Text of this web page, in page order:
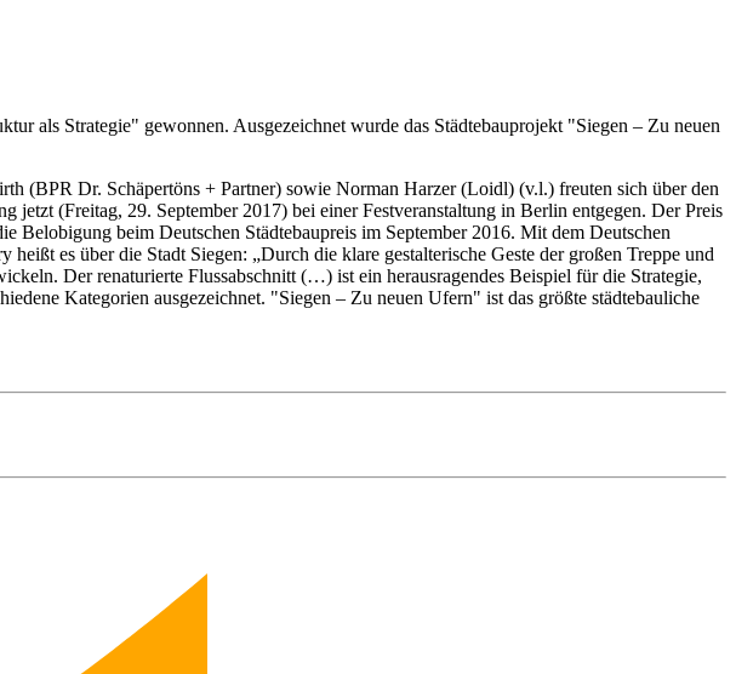
als Strategie" gewonnen. Ausgezeichnet wurde das Städtebauprojekt "Siegen – Zu neuen
(BPR Dr. Schäpertöns + Partner) sowie Norman Harzer (Loidl) (v.l.) freuten sich über den
jetzt (Freitag, 29. September 2017) bei einer Festveranstaltung in Berlin entgegen. Der Preis
Belobigung beim Deutschen Städtebaupreis im September 2016. Mit dem Deutschen
es über die Stadt Siegen: „Durch die klare gestalterische Geste der großen Treppe und
Der renaturierte Flussabschnitt (…) ist ein herausragendes Beispiel für die Strategie,
Kategorien ausgezeichnet. "Siegen – Zu neuen Ufern" ist das größte städtebauliche